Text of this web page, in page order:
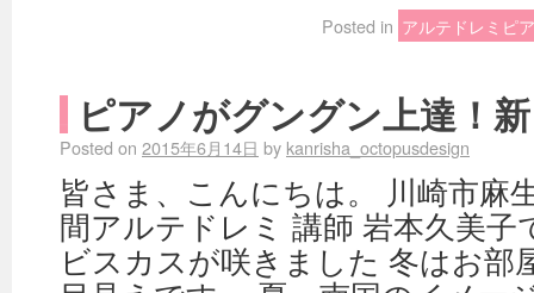
Posted in アルテドレミピ
ピアノがグングン上達！
Posted on 2015年6月14日 by kanrisha_octopusdesign
皆さま、こんにちは。 川崎市麻
間アルテドレミ 講師 岩本久美子
ビスカスが咲きました 冬はお部